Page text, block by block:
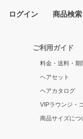
ログイン 商品検索
ご利用ガイド
料金・送料・期
ヘアセット
ヘアカタログ
VIPラウンジ・
商品サイズにつ